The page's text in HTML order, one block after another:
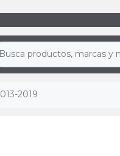
2019